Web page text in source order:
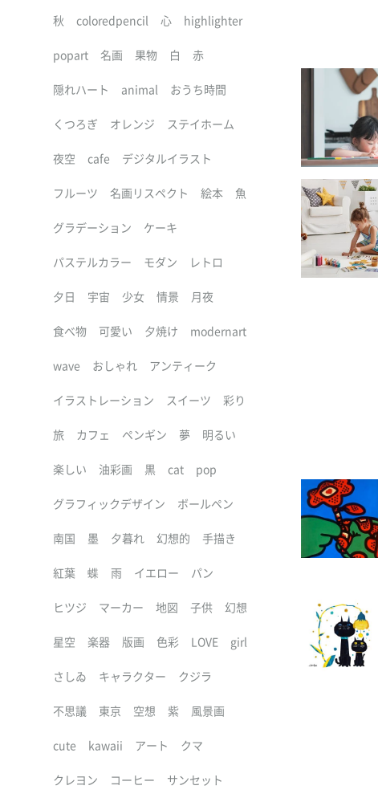
秋 coloredpencil 心 highlighter
popart 名画 果物 白 赤
隠れハート animal おうち時間
くつろぎ オレンジ ステイホーム
夜空 cafe デジタルイラスト
フルーツ 名画リスペクト 絵本 魚
グラデーション ケーキ
パステルカラー モダン レトロ
夕日 宇宙 少女 情景 月夜
食べ物 可愛い 夕焼け modernart
wave おしゃれ アンティーク
イラストレーション スイーツ 彩り
旅 カフェ ペンギン 夢 明るい
楽しい 油彩画 黒 cat pop
グラフィックデザイン ボールペン
南国 墨 夕暮れ 幻想的 手描き
紅葉 蝶 雨 イエロー パン
ヒツジ マーカー 地図 子供 幻想
星空 楽器 版画 色彩 LOVE girl
さしゐ キャラクター クジラ
不思議 東京 空想 紫 風景画
cute kawaii アート クマ
クレヨン コーヒー サンセット